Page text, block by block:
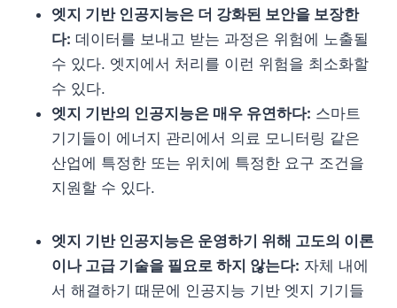
엣지 기반 인공지능은 더 강화된 보안을 보장한
다: 데이터를 보내고 받는 과정은 위험에 노출될
수 있다. 엣지에서 처리를 이런 위험을 최소화할
수 있다.
엣지 기반의 인공지능은 매우 유연하다: 스마트
기기들이 에너지 관리에서 의료 모니터링 같은
산업에 특정한 또는 위치에 특정한 요구 조건을
지원할 수 있다.
엣지 기반 인공지능은 운영하기 위해 고도의 이론
이나 고급 기술을 필요로 하지 않는다: 자체 내에
서 해결하기 때문에 인공지능 기반 엣지 기기들